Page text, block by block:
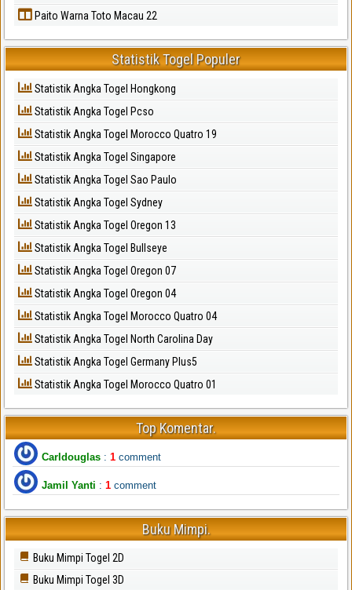
Paito Warna Toto Macau 22
Statistik Togel Populer
Statistik Angka Togel Hongkong
Statistik Angka Togel Pcso
Statistik Angka Togel Morocco Quatro 19
Statistik Angka Togel Singapore
Statistik Angka Togel Sao Paulo
Statistik Angka Togel Sydney
Statistik Angka Togel Oregon 13
Statistik Angka Togel Bullseye
Statistik Angka Togel Oregon 07
Statistik Angka Togel Oregon 04
Statistik Angka Togel Morocco Quatro 04
Statistik Angka Togel North Carolina Day
Statistik Angka Togel Germany Plus5
Statistik Angka Togel Morocco Quatro 01
Top Komentar.
Carldouglas : 1 comment
Jamil Yanti : 1 comment
Buku Mimpi.
Buku Mimpi Togel 2D
Buku Mimpi Togel 3D